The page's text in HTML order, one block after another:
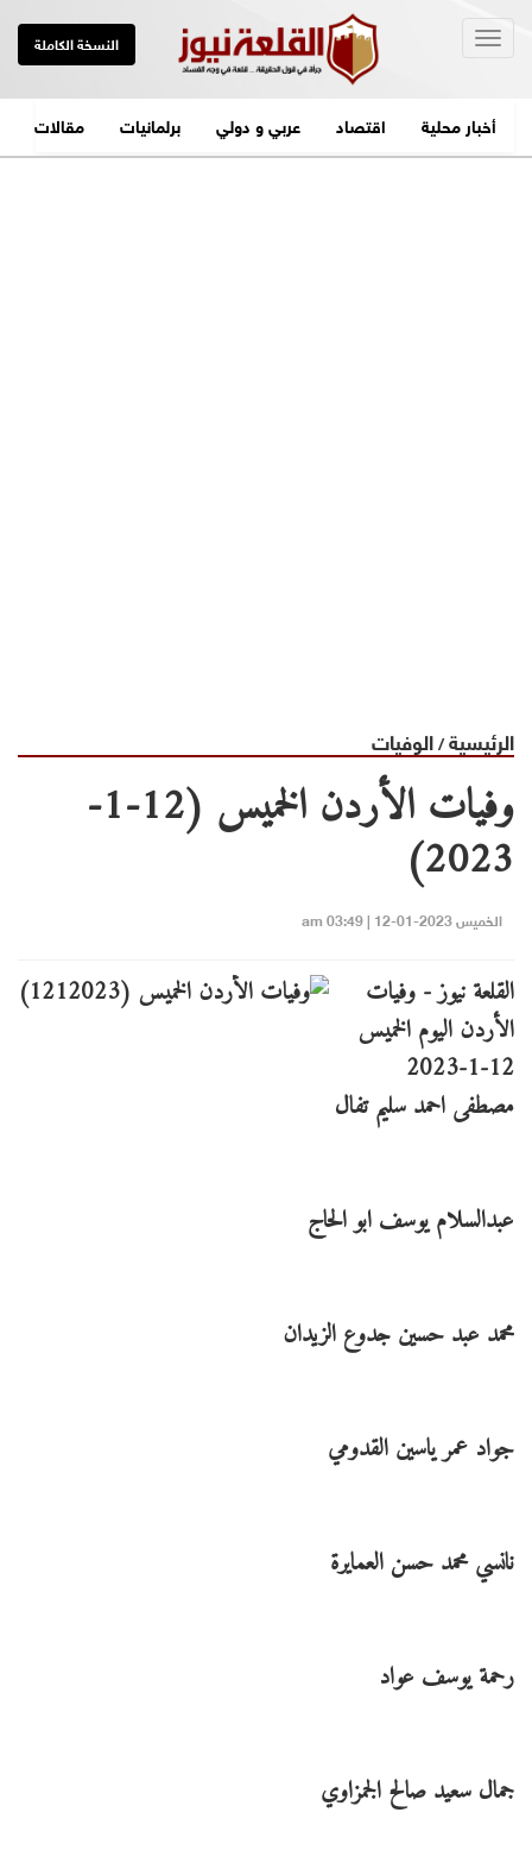
النسخة الكاملة
أخبار محلية اقتصاد عربي و دولي برلمانيات مقالات
الرئيسية/الوفيات
وفيات الأردن الخميس (12-1-
2023)
الخميس 2023-01-12 | 03:49 am
القلعة نيوز - وفيات
الأردن اليوم الخميس
12-1-2023
مصطفى احمد سليم تفال
عبدالسلام يوسف ابو الحاج
محمد عبد حسين جدوع الزيدان
جواد عمر ياسين القدومي
نانسي محمد حسن العمايرة
رحمة يوسف عواد
جمال سعيد صالح الجمزاوي